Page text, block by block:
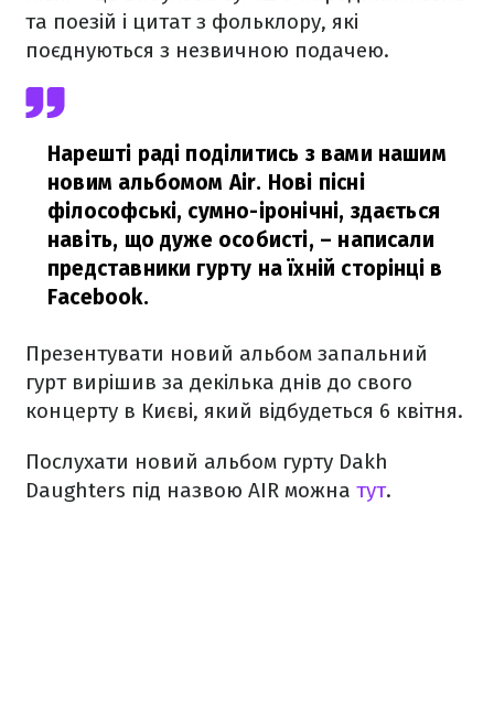
та поезій і цитат з фольклору, які
поєднуються з незвичною подачею.
Нарешті раді поділитись з вами нашим
новим альбомом Air. Новi пiснi
фiлософськi, сумно-iронiчнi, здається
навiть, що дуже особистi, – написали
представники гурту на їхній сторінці в
Facebook.
Презентувати новий альбом запальний
гурт вирішив за декілька днів до свого
концерту в Києві, який відбудеться 6 квітня.
Послухати новий альбом гурту Dakh
Daughters під назвою AIR можна тут.